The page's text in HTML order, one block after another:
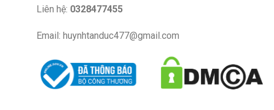
Liên hệ: 0328477455
Email: huynhtanduc477@gmail.com